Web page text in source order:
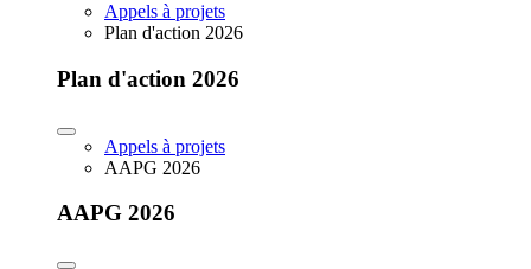
Appels à projets
Plan d'action 2026
Plan d'action 2026
Appels à projets
AAPG 2026
AAPG 2026